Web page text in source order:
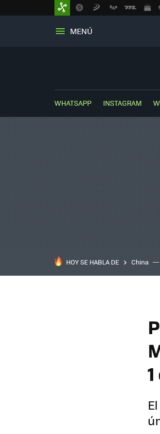
MENÚ
WHATSAPP INSTAGRAM
HOY SE HABLA DE China